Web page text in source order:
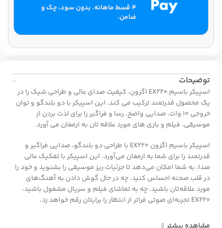
۴ قسط ماهانه. بدون سود، چک و
ضامن.
توضیحات
اسپیکر باسیم EX220 اگزون، کیفیت صدای عالی و طراحی شیک را در
یک محصول قدرتمند ترکیب می کند. این اسپیکر با دو بلندگو و توان
خروجی 10 وات، صدایی واضح، رسا و فراگیر را برای لذت بردن از
موسیقی، فیلم و بازی های مورد علاقه تان به ارمغان می آورد.
اسپیکر باسیم اگزون EX220 با طراحی دو بلندگو، صدایی فراگیر و
قدرتمند را برای شما به ارمغان می‌آورد. این اسپیکر با تفکیک عالی
صدا، به شما امکان می‌دهد تا جزئیات ریز موسیقی را بشنوید و خود را
در قلب صحنه احساس کنید. چه در حال گوش دادن به آهنگ‌های
مورد علاقه‌تان باشید، چه به تماشای فیلم و سریال مشغول باشید،
EX220 تجربه‌ای صوتی فراتر از انتظار را برایتان رقم خواهد زد.